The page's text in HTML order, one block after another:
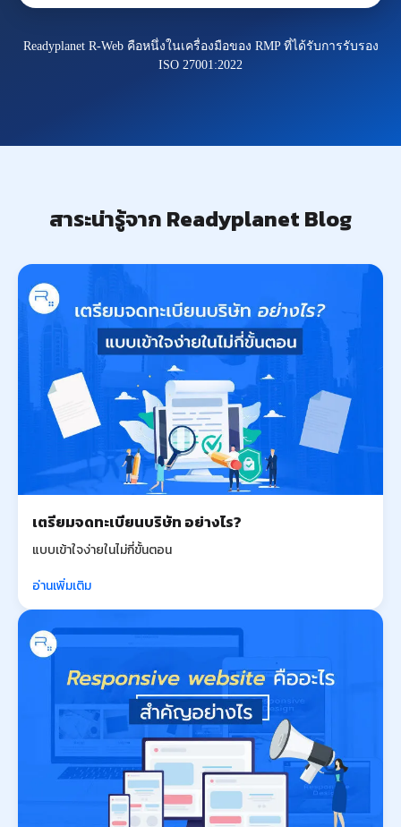
Readyplanet R-Web คือหนึ่งในเครื่องมือของ RMP ที่ได้รับการรับรอง
ISO 27001:2022
สาระน่ารู้จาก Readyplanet Blog
เตรียมจดทะเบียนบริษัท อย่างไร?
แบบเข้าใจง่ายในไม่กี่ขั้นตอน
อ่านเพิ่มเติม